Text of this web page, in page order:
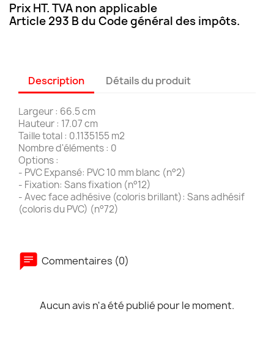
Prix HT. TVA non applicable
Article 293 B du Code général des impôts.
Description Détails du produit
Largeur : 66.5 cm
Hauteur : 17.07 cm
Taille total : 0.1135155 m2
Nombre d'éléments : 0
Options :
- PVC Expansé: PVC 10 mm blanc (n°2)
- Fixation: Sans fixation (n°12)
- Avec face adhésive (coloris brillant): Sans adhésif
(coloris du PVC) (n°72)
Commentaires (0)
Aucun avis n'a été publié pour le moment.